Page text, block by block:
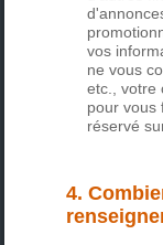
vos
ne vous
etc., votre
pour vous
réservé
4.